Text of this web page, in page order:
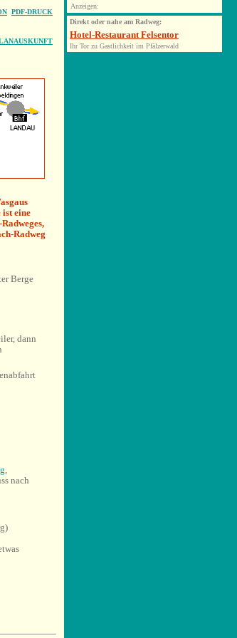
PDF-DRUCK
ist eine
Radweg
Berge
dann
,
nach
Anzeigen:
Direkt oder nahe am Radweg:
Hotel-Restaurant Felsentor
Ihr Tor zu Gastlichkeit im Pfälzerwald